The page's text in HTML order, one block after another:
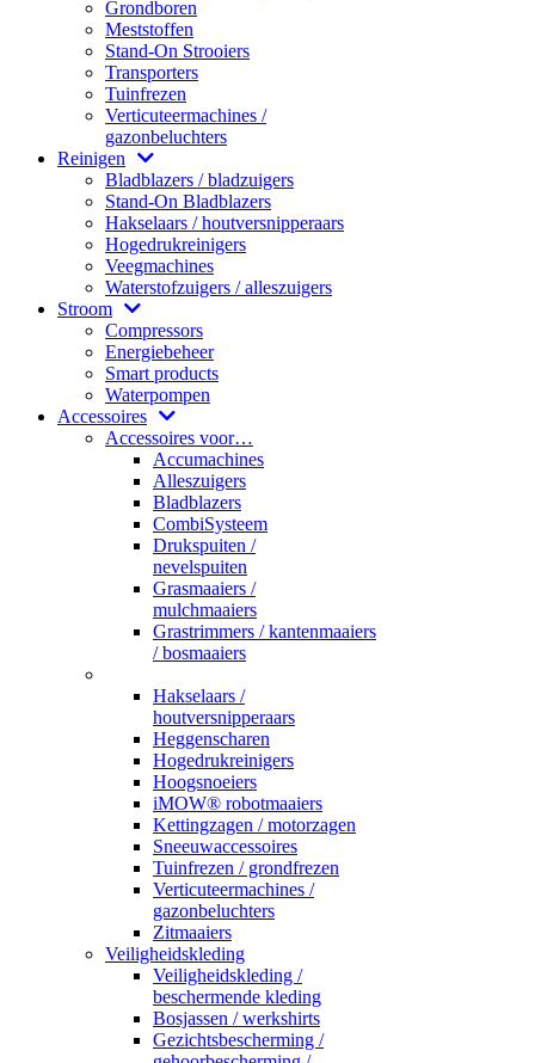
Grondboren
Meststoffen
Stand-On Strooiers
Transporters
Tuinfrezen
Verticuteermachines /
gazonbeluchters
Reinigen
Bladblazers / bladzuigers
Stand-On Bladblazers
Hakselaars / houtversnipperaars
Hogedrukreinigers
Veegmachines
Waterstofzuigers / alleszuigers
Stroom
Compressors
Energiebeheer
Smart products
Waterpompen
Accessoires
Accessoires voor…
Accumachines
Alleszuigers
Bladblazers
CombiSysteem
Drukspuiten /
nevelspuiten
Grasmaaiers /
mulchmaaiers
Grastrimmers / kantenmaaiers
/ bosmaaiers
Hakselaars /
houtversnipperaars
Heggenscharen
Hogedrukreinigers
Hoogsnoeiers
iMOW® robotmaaiers
Kettingzagen / motorzagen
Sneeuwaccessoires
Tuinfrezen / grondfrezen
Verticuteermachines /
gazonbeluchters
Zitmaaiers
Veiligheidskleding
Veiligheidskleding /
beschermende kleding
Bosjassen / werkshirts
Gezichtsbescherming /